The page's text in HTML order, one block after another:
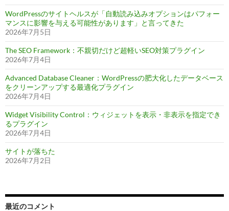
WordPressのサイトヘルスが「自動読み込みオプションはパフォー
マンスに影響を与える可能性があります」と言ってきた
2026年7月5日
The SEO Framework：不親切だけど超軽いSEO対策プラグイン
2026年7月4日
Advanced Database Cleaner：WordPressの肥大化したデータベース
をクリーンアップする最適化プラグイン
2026年7月4日
Widget Visibility Control：ウィジェットを表示・非表示を指定でき
るプラグイン
2026年7月4日
サイトが落ちた
2026年7月2日
最近のコメント